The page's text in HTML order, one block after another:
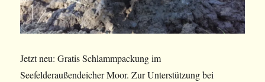
Jetzt neu: Gratis Schlammpackung im
Seefelderaußendeicher Moor. Zur Unterstützung bei